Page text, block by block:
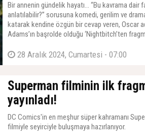
Bir annenin gündelik hayatı… “Bu kavrama dair
anlatılabilir?” sorusuna komedi, gerilim ve
katarak kendine özgün bir cevap veren, Oscar
Adams’ın başrolde olduğu ‘Nightbitch’ten
sadece 24 Ocak’tan itibaren Disney+’ta
28 Aralık 2024, Cumartesi - 07:00
Superman filminin ilk
yayınladı!
DC Comics'in en meşhur süper kahramanı
filmiyle seyirciyle buluşmaya hazırlanıyor.